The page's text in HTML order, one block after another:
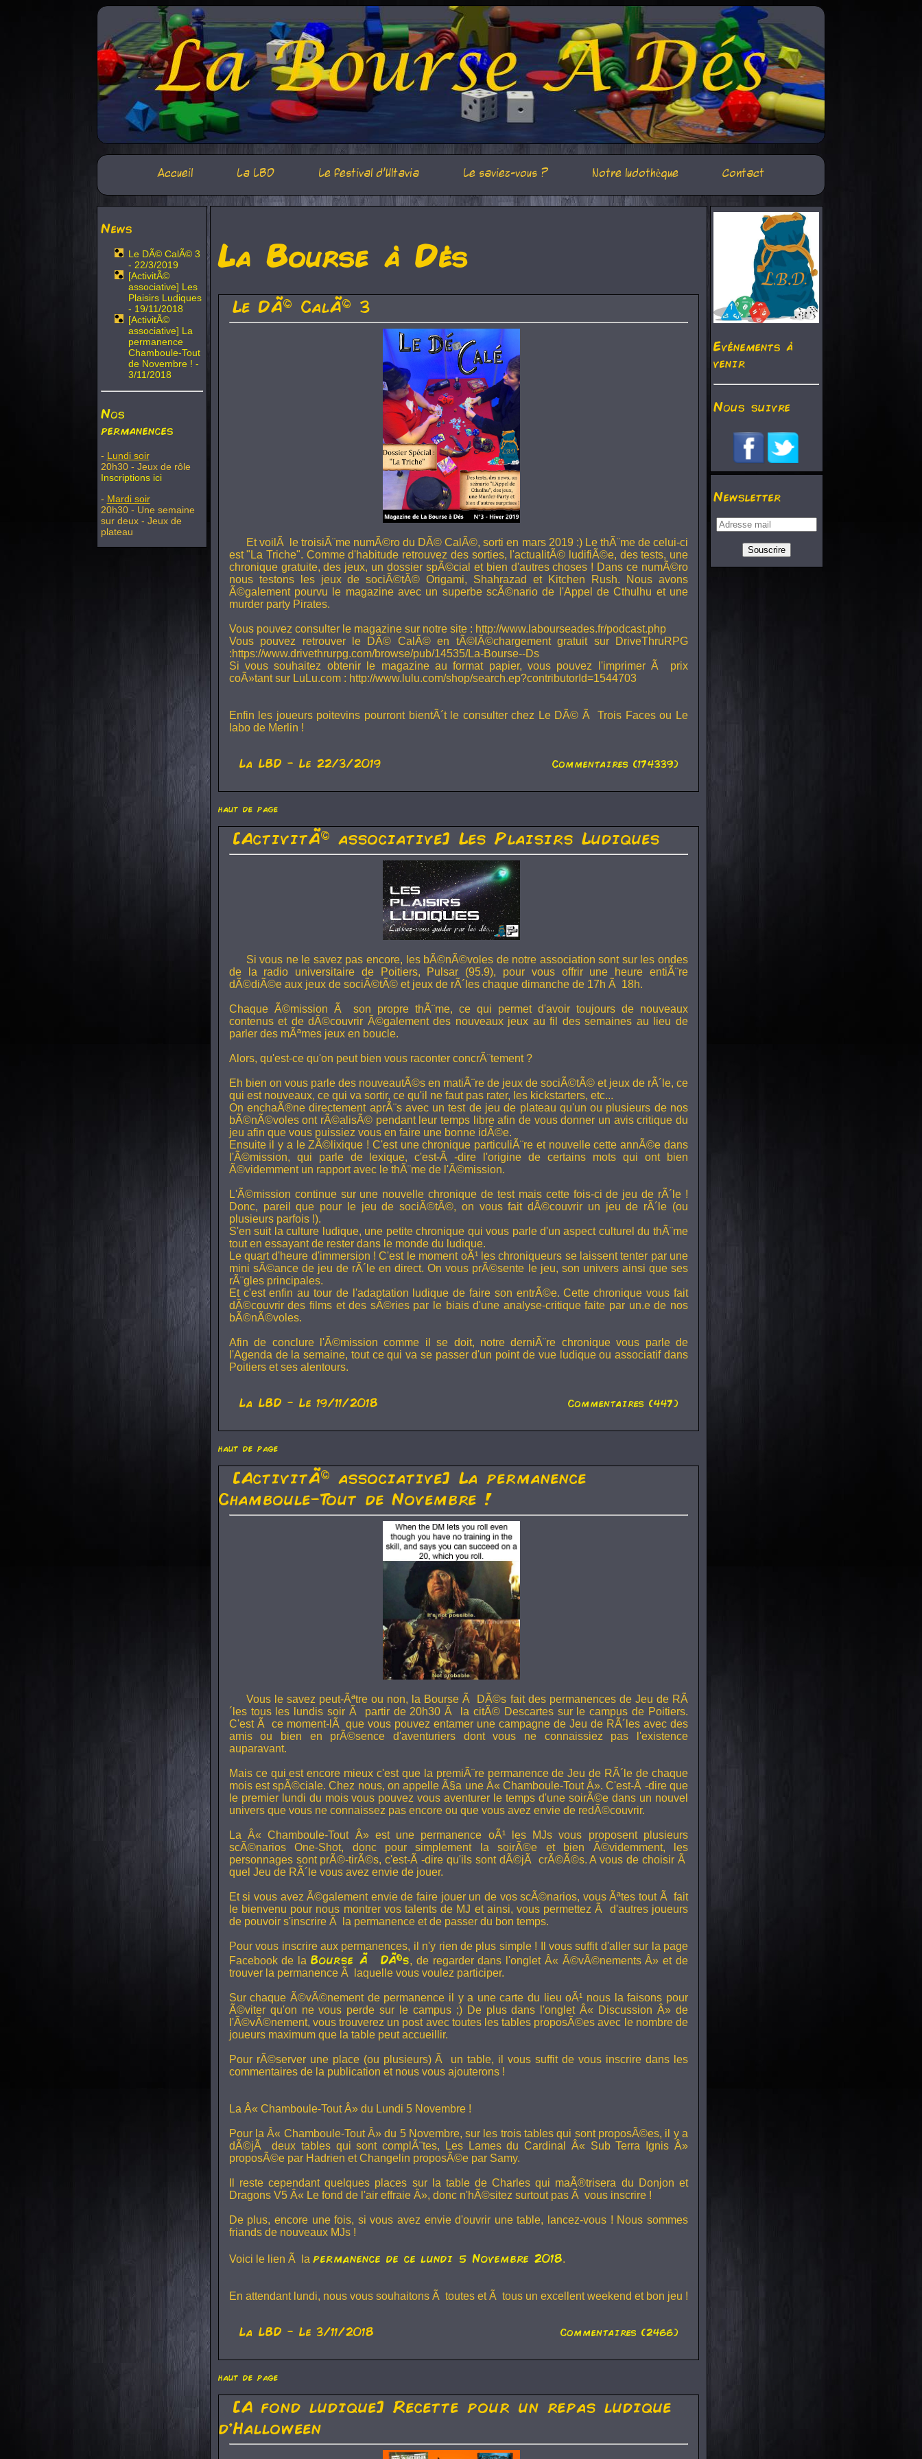
Accueil La LBD Le festival d'Ultavia Le saviez-vous ? Notre ludothèque Contact
News
Le DÃ© CalÃ© 3
- 22/3/2019
[ActivitÃ©
associative] Les
Plaisirs Ludiques
- 19/11/2018
[ActivitÃ©
associative] La
permanence
Chamboule-Tout
de Novembre ! -
3/11/2018
Nos
permanences
- Lundi soir
20h30 - Jeux de rôle
Inscriptions ici
- Mardi soir
20h30 - Une semaine
sur deux - Jeux de
plateau
La Bourse à Dés
Le DÃ© CalÃ© 3
Et voilÃ le troisiÃ¨me numÃ©ro du DÃ© CalÃ©, sorti en mars 2019 :) Le thÃ¨me de celui-ci
est "La Triche". Comme d'habitude retrouvez des sorties, l'actualitÃ© ludifiÃ©e, des tests, une
chronique gratuite, des jeux, un dossier spÃ©cial et bien d'autres choses ! Dans ce numÃ©ro
nous testons les jeux de sociÃ©tÃ© Origami, Shahrazad et Kitchen Rush. Nous avons
Ã©galement pourvu le magazine avec un superbe scÃ©nario de l'Appel de Cthulhu et une
murder party Pirates.
Vous pouvez consulter le magazine sur notre site : http://www.labourseades.fr/podcast.php
Vous pouvez retrouver le DÃ© CalÃ© en tÃ©lÃ©chargement gratuit sur DriveThruRPG
:https://www.drivethrurpg.com/browse/pub/14535/La-Bourse--Ds
Si vous souhaitez obtenir le magazine au format papier, vous pouvez l'imprimer Ã prix
coÃ»tant sur LuLu.com : http://www.lulu.com/shop/search.ep?contributorId=1544703
Enfin les joueurs poitevins pourront bientÃ´t le consulter chez Le DÃ© Ã Trois Faces ou Le
labo de Merlin !
La LBD - Le 22/3/2019 Commentaires (174339)
haut de page
[ActivitÃ© associative] Les Plaisirs Ludiques
Si vous ne le savez pas encore, les bÃ©nÃ©voles de notre association sont sur les ondes
de la radio universitaire de Poitiers, Pulsar (95.9), pour vous offrir une heure entiÃ¨re
dÃ©diÃ©e aux jeux de sociÃ©tÃ© et jeux de rÃ´les chaque dimanche de 17h Ã 18h.
Chaque Ã©mission Ã son propre thÃ¨me, ce qui permet d'avoir toujours de nouveaux
contenus et de dÃ©couvrir Ã©galement des nouveaux jeux au fil des semaines au lieu de
parler des mÃªmes jeux en boucle.
Alors, qu'est-ce qu'on peut bien vous raconter concrÃ¨tement ?
Eh bien on vous parle des nouveautÃ©s en matiÃ¨re de jeux de sociÃ©tÃ© et jeux de rÃ´le, ce
qui est nouveaux, ce qui va sortir, ce qu'il ne faut pas rater, les kickstarters, etc...
On enchaÃ®ne directement aprÃ¨s avec un test de jeu de plateau qu'un ou plusieurs de nos
bÃ©nÃ©voles ont rÃ©alisÃ© pendant leur temps libre afin de vous donner un avis critique du
jeu afin que vous puissiez vous en faire une bonne idÃ©e.
Ensuite il y a le ZÃ©lixique ! C'est une chronique particuliÃ¨re et nouvelle cette annÃ©e dans
l'Ã©mission, qui parle de lexique, c'est-Ã -dire l'origine de certains mots qui ont bien
Ã©videmment un rapport avec le thÃ¨me de l'Ã©mission.
L'Ã©mission continue sur une nouvelle chronique de test mais cette fois-ci de jeu de rÃ´le !
Donc, pareil que pour le jeu de sociÃ©tÃ©, on vous fait dÃ©couvrir un jeu de rÃ´le (ou
plusieurs parfois !).
S'en suit la culture ludique, une petite chronique qui vous parle d'un aspect culturel du thÃ¨me
tout en essayant de rester dans le monde du ludique.
Le quart d'heure d'immersion ! C'est le moment oÃ¹ les chroniqueurs se laissent tenter par une
mini sÃ©ance de jeu de rÃ´le en direct. On vous prÃ©sente le jeu, son univers ainsi que ses
rÃ¨gles principales.
Et c'est enfin au tour de l'adaptation ludique de faire son entrÃ©e. Cette chronique vous fait
dÃ©couvrir des films et des sÃ©ries par le biais d'une analyse-critique faite par un.e de nos
bÃ©nÃ©voles.
Afin de conclure l'Ã©mission comme il se doit, notre derniÃ¨re chronique vous parle de
l'Agenda de la semaine, tout ce qui va se passer d'un point de vue ludique ou associatif dans
Poitiers et ses alentours.
La LBD - Le 19/11/2018 Commentaires (447)
haut de page
[ActivitÃ© associative] La permanence
Chamboule-Tout de Novembre !
Vous le savez peut-Ãªtre ou non, la Bourse Ã DÃ©s fait des permanences de Jeu de RÃ
´les tous les lundis soir Ã partir de 20h30 Ã la citÃ© Descartes sur le campus de Poitiers.
C'est Ã ce moment-lÃ que vous pouvez entamer une campagne de Jeu de RÃ´les avec des
amis ou bien en prÃ©sence d'aventuriers dont vous ne connaissiez pas l'existence
auparavant.
Mais ce qui est encore mieux c'est que la premiÃ¨re permanence de Jeu de RÃ´le de chaque
mois est spÃ©ciale. Chez nous, on appelle Ã§a une Â« Chamboule-Tout Â». C'est-Ã -dire que
le premier lundi du mois vous pouvez vous aventurer le temps d'une soirÃ©e dans un nouvel
univers que vous ne connaissez pas encore ou que vous avez envie de redÃ©couvrir.
La Â« Chamboule-Tout Â» est une permanence oÃ¹ les MJs vous proposent plusieurs
scÃ©narios One-Shot, donc pour simplement la soirÃ©e et bien Ã©videmment, les
personnages sont prÃ©-tirÃ©s, c'est-Ã -dire qu'ils sont dÃ©jÃ crÃ©Ã©s. A vous de choisir Ã
quel Jeu de RÃ´le vous avez envie de jouer.
Et si vous avez Ã©galement envie de faire jouer un de vos scÃ©narios, vous Ãªtes tout Ã fait
le bienvenu pour nous montrer vos talents de MJ et ainsi, vous permettez Ã d'autres joueurs
de pouvoir s'inscrire Ã la permanence et de passer du bon temps.
Pour vous inscrire aux permanences, il n'y rien de plus simple ! Il vous suffit d'aller sur la page
Facebook de la Bourse Ã DÃ©s, de regarder dans l'onglet Â« Ã©vÃ©nements Â» et de
trouver la permanence Ã laquelle vous voulez participer.
Sur chaque Ã©vÃ©nement de permanence il y a une carte du lieu oÃ¹ nous la faisons pour
Ã©viter qu'on ne vous perde sur le campus ;) De plus dans l'onglet Â« Discussion Â» de
l'Ã©vÃ©nement, vous trouverez un post avec toutes les tables proposÃ©es avec le nombre de
joueurs maximum que la table peut accueillir.
Pour rÃ©server une place (ou plusieurs) Ã un table, il vous suffit de vous inscrire dans les
commentaires de la publication et nous vous ajouterons !
La Â« Chamboule-Tout Â» du Lundi 5 Novembre !
Pour la Â« Chamboule-Tout Â» du 5 Novembre, sur les trois tables qui sont proposÃ©es, il y a
dÃ©jÃ deux tables qui sont complÃ¨tes,
Les Lames du Cardinal
Â« Sub Terra Ignis Â»
proposÃ©e par Hadrien etChangelin proposÃ©e par Samy.
Il reste cependant quelques places sur la table de Charles qui maÃ®trisera du Donjon et
Dragons V5Â« Le fond de l'air effraie Â», donc n'hÃ©sitez surtout pas Ã vous inscrire !
De plus, encore une fois, si vous avez envie d'ouvrir une table, lancez-vous ! Nous sommes
friands de nouveaux MJs !
Voici le lien Ã la permanence de ce lundi 5 Novembre 2018.
En attendant lundi, nous vous souhaitons Ã toutes et Ã tous un excellent weekend et bon jeu !
La LBD - Le 3/11/2018 Commentaires (2466)
haut de page
[A fond ludique] Recette pour un repas ludique
d'Halloween
Evénements à
venir
Nous suivre
Newsletter